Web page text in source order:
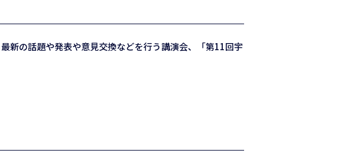
新の話題や発表や意見交換などを行う講演会、「第11回宇